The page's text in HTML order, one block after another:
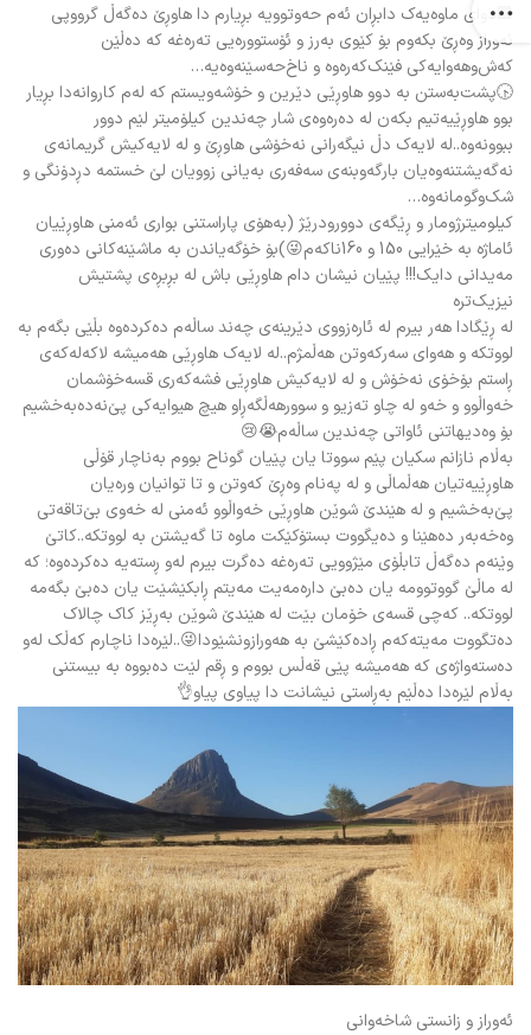
🟩دوای ماوەیە‌ک دابڕان ئە‌م حە‌وتوویە بڕیارم دا هاوڕێ دەگەڵ گرووپی
ئە‌وراز وەڕێ بکە‌وم بۆ کێوی بە‌رز و ئۆستوورەیی تە‌رەغە کە دەڵێن
کە‌ش‌وهە‌وایە‌کی فێنک‌کە‌رەوە و ناخ‌حە‌سێنە‌وەیە…
🕟پشت‌بە‌ستن بە دوو هاوڕێی دێرین و خۆشە‌ویستم کە لە‌م کاروانە‌دا بڕیار
بوو هاوڕێیە‌تیم بکە‌ن لە دەرەوەی شار چە‌ندین کیلۆمیتر لێم دوور
ببوونە‌وە..لە لایە‌ک دڵ نیگە‌رانی نە‌خۆشی هاوڕێ و لە لایە‌کیش گریمانە‌ی
نە‌گە‌یشتنە‌وەیان بارگە‌وبنە‌ی سەفە‌ری بە‌یانی زوویان لێ خستمە دڕدۆنگی و
شک‌وگومانە‌وە…
کیلومیترژومار و ڕێگە‌ی دوورودرێژ (بەهۆی پاراستنی بواری ئە‌منی هاوڕێیان
ئاماژە بە خێرایی 150 و 160ناکە‌م😜)بۆ خۆگە‌یاندن بە ماشێنە‌کانی دەوری
مە‌یدانی دایک!!! پێیان نیشان دام هاوڕێی باش لە بڕبڕەی پشتیش
نیزیک‌ترە
لە ڕێگادا هە‌ر بیرم لە ئارەزووی دێرینە‌ی چە‌ند ساڵە‌م دەکردەوە بڵێی بگە‌م بە
لووتکە و هە‌وای سە‌رکە‌وتن هە‌ڵمژم..لە لایە‌ک هاوڕێی هە‌میشە لاکە‌لەکە‌ی
ڕاستم بۆخۆی نە‌خۆش و لە لایەکیش هاوڕێی فشە‌کە‌ری قسە‌خۆشمان
خە‌واڵوو و خە‌و لە چاو تە‌زیو و سوورهە‌ڵگە‌ڕاو هیچ هیوایە‌کی پێ‌نە‌دەبە‌خشیم
بۆ وەدیهاتنی ئاواتی چە‌ندین ساڵە‌م😭😢
بە‌ڵام نازانم سکیان پێم سووتا یان پێیان گوناح بووم بە‌ناچار قۆڵی
هاوڕێیە‌تیان هە‌ڵماڵی و لە پە‌نام وەڕێ کە‌وتن و تا توانیان ورەیان
پێ‌بە‌خشیم و لە هێندێ شوێن هاوڕێی خە‌واڵوو ئە‌منی لە خە‌وی بێ‌تاقە‌تی
وەخە‌بە‌ر دەهێنا و دەیگووت بستۆکێکت ماوە تا گە‌یشتن بە لووتکە..کاتێ
وێنە‌م دەگە‌ڵ تابڵۆی مێژوویی تە‌رەغە دەگرت بیرم لە‌و ڕستەیە دەکردەوە؛ کە
لە ماڵێ گووتوومە یان دەبێ دارەمە‌یت مەیتم ڕابکێشێت یان دەبێ بگە‌مە
لووتکە.. کە‌چی قسە‌ی خۆمان بێت لە هێندێ شوێن بە‌ڕێز کاک چالاک
دەتگووت مە‌یتە‌کە‌م ڕادەکێشێ بە هە‌ورازونشێودا😜..لێرەدا ناچارم کە‌ڵک لە‌و
دەستە‌واژەی کە هە‌میشە پێی قە‌ڵس بووم و ڕقم لێت دەبووە بە بیستنی
بە‌ڵام لێرەدا دەڵێم بە‌ڕاستی نیشانت دا پیاوی پیاو👌
ئە‌وراز و زانستی شاخە‌وانی